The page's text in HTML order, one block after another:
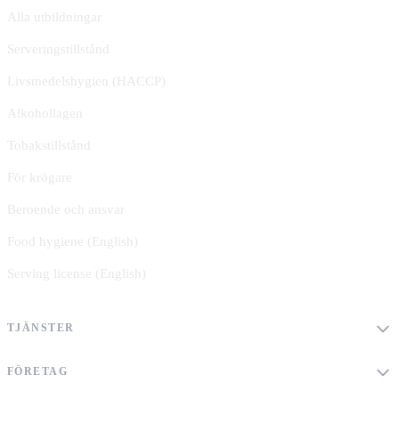
Alla utbildningar
Serveringstillstånd
Livsmedelshygien (HACCP)
Alkohollagen
Tobakstillstånd
För krögare
Beroende och ansvar
Food hygiene (English)
Serving license (English)
TJÄNSTER
FÖRETAG